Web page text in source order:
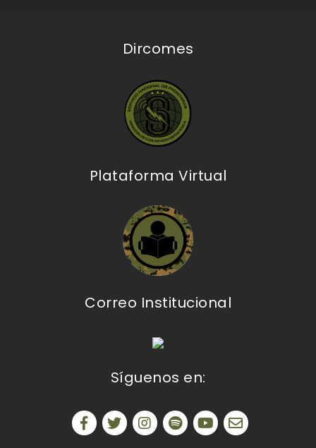
Dircomes
Plataforma Virtual
Correo Institucional
Síguenos en: